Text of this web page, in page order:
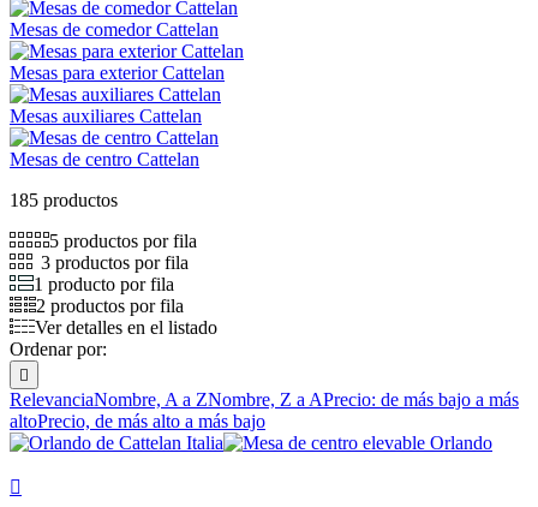
Mesas de comedor Cattelan
Mesas para exterior Cattelan
Mesas auxiliares Cattelan
Mesas de centro Cattelan
185 productos
5 productos por fila
3 productos por fila
1 producto por fila
2 productos por fila
Ver detalles en el listado
Ordenar por:

RelevanciaNombre, A a ZNombre, Z a APrecio: de más bajo a más
altoPrecio, de más alto a más bajo
